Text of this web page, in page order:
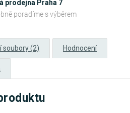
prodejna Praha 7
poradíme s výběrem
soubory (2) Hodnocení